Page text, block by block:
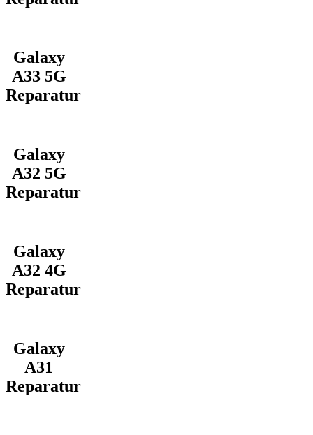
Galaxy
A33 5G
Reparatur
Galaxy
A32 5G
Reparatur
Galaxy
A32 4G
Reparatur
Galaxy
A31
Reparatur